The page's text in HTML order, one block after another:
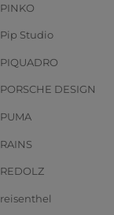
PINKO
Pip Studio
PIQUADRO
PORSCHE DESIGN
PUMA
RAINS
REDOLZ
reisenthel